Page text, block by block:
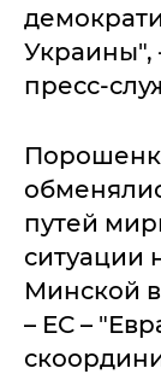
Украины",
пресс-
путей
ситуации
Минской
– ЕС –